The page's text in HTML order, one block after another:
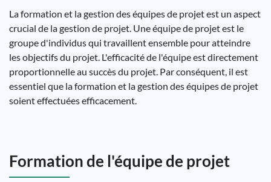
La formation et la gestion des équipes de projet est un aspect
crucial de la gestion de projet. Une équipe de projet est le
groupe d'individus qui travaillent ensemble pour atteindre
les objectifs du projet. L'efficacité de l'équipe est directement
proportionnelle au succès du projet. Par conséquent, il est
essentiel que la formation et la gestion des équipes de projet
soient effectuées efficacement.
Formation de l'équipe de projet